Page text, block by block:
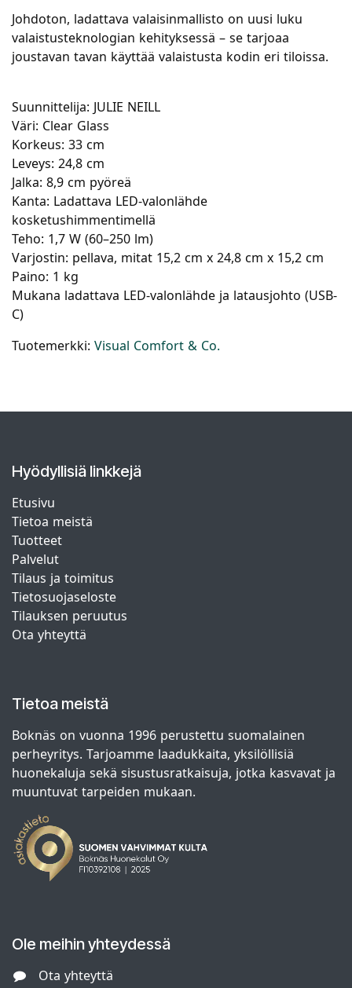
Johdoton, ladattava valaisinmallisto on uusi luku
valaistusteknologian kehityksessä – se tarjoaa
joustavan tavan käyttää valaistusta kodin eri tiloissa.
Suunnittelija: JULIE NEILL
Väri: Clear Glass
Korkeus: 33 cm
Leveys: 24,8 cm
Jalka: 8,9 cm pyöreä
Kanta: Ladattava LED-valonlähde
kosketushimmentimellä
Teho: 1,7 W (60–250 lm)
Varjostin: pellava, mitat 15,2 cm x 24,8 cm x 15,2 cm
Paino: 1 kg
Mukana ladattava LED-valonlähde ja latausjohto (USB-
C)
Tuotemerkki: Visual Comfort & Co.
Hyödyllisiä linkkejä
Etusivu
Tietoa meistä
Tuotteet
Palvelut
Tilaus ja toimitus
Tietosuojaseloste
Tilauksen peruutus
Ota yhteyttä
Tietoa meistä
Boknäs on vuonna 1996 perustettu suomalainen
perheyritys. Tarjoamme laadukkaita, yksilöllisiä
huonekaluja sekä sisustusratkaisuja, jotka kasvavat ja
muuntuvat tarpeiden mukaan.
Ole meihin yhteydessä
Ota yhteyttä